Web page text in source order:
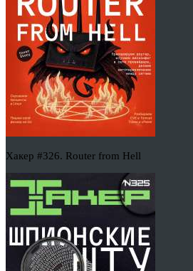
Хакер #326. Router from Hell